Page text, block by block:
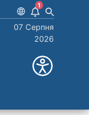
1
07 Серпня
2026